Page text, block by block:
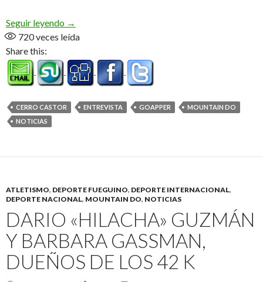
Seguir leyendo Mountain Do en Cerro Castor (Audio)
→
720veces leída
Share this:
CERRO CASTOR ENTREVISTA GOAPPER
MOUNTAIN DO
NOTICIAS
ATLETISMO, DEPORTE FUEGUINO, DEPORTE INTERNACIONAL,
DEPORTE NACIONAL, MOUNTAIN DO, NOTICIAS
DARIO «HILACHA» GUZMÁN
Y BARBARA GASSMAN,
DUEÑOS DE LOS 42 K